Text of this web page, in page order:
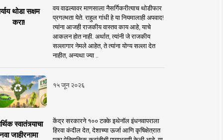
थोडा सक्षम
करा!
वय वाढल्यावर माणसाला नैसर्गिकरीत्याच थोडीफार
प्रगल्भता येते. राहुल गांधी हे या नियमालाही अपवाद!
त्यांना आजही राजकीय वास्तव काय आहे, याचे
आकलन होत नाही. अर्थात, त्यांनी जे राजकीय
सल्लागार नेमले आहेत, ते त्यांना योग्य सल्ला देत
नाहीत, अन्यथा ज्या ..
१५ जून २०२६
स्वातंत्र्याचा
जाहीरनामा
केंद्र सरकारने १०० टक्के इथेनॉल इंधनवापराला
हिरवा कंदील देत, देशाच्या ऊर्जा आणि कृषिक्षेत्रात